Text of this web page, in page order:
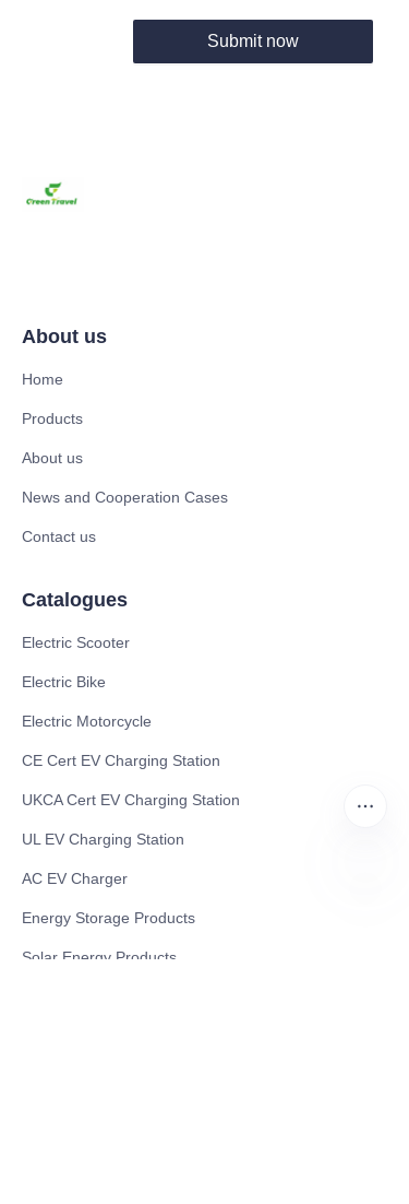
Submit now
About us
Home
Products
About us
News and Cooperation Cases
Contact us
Catalogues
Electric Scooter
Electric Bike
Electric Motorcycle
CE Cert EV Charging Station
UKCA Cert EV Charging Station
UL EV Charging Station
AC EV Charger
Energy Storage Products
Solar Energy Products
PT